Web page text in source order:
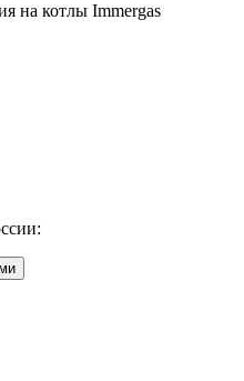
на котлы Immergas